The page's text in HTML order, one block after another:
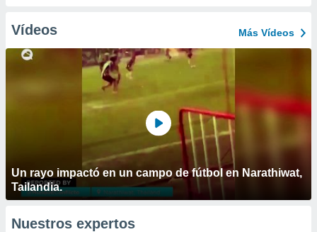
Vídeos Más Vídeos
Un rayo impactó en un campo de fútbol en Narathiwat,
Tailandia.
Nuestros expertos